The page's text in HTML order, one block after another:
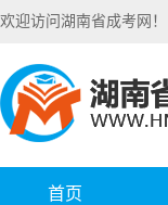
欢迎访问湖南省成考网！
首页